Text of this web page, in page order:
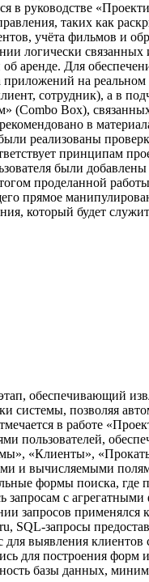
в руководстве
таких как
учёта фильмов и
логически
аренде. Для
на
сотрудник), а в
(Combo Box),
в
реализованы
принципам
были
проделанной
прямое
который будет
обеспечивающий
системы, позволяя
в работе
«Клиенты»,
и вычисляемыми
формы поиска, где
с
запросов применялся
SQL-запросы
выявления
для построения
базы данных,